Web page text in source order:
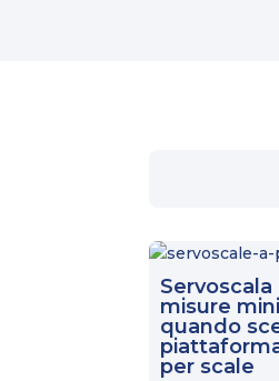
misure
quando
per scale